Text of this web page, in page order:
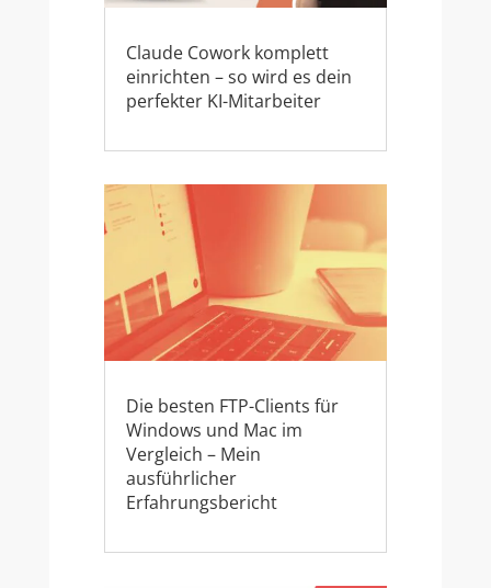
Claude Cowork komplett
einrichten – so wird es dein
perfekter KI-Mitarbeiter
Die besten FTP-Clients für
Windows und Mac im
Vergleich – Mein
ausführlicher
Erfahrungsbericht